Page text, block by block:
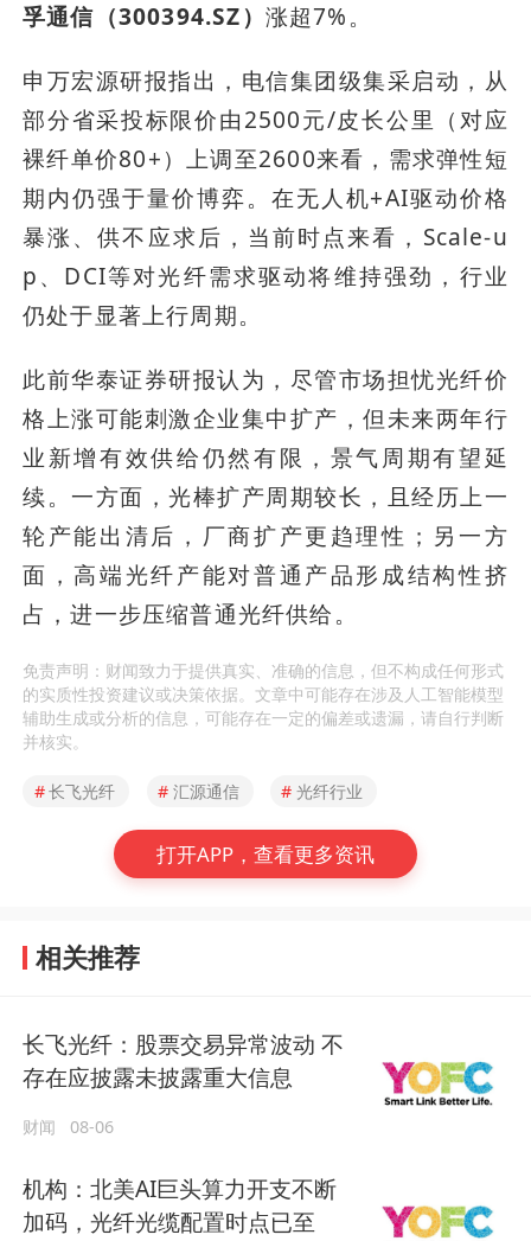
孚通信（300394.SZ） 涨超7%。
申万宏源研报指出，电信集团级集采启动，从
部分省采投标限价由2500元/皮长公里（对应
裸纤单价80+）上调至2600来看，需求弹性短
期内仍强于量价博弈。在无人机+AI驱动价格
暴涨、供不应求后，当前时点来看，Scale-u
p、DCI等对光纤需求驱动将维持强劲，行业
仍处于显著上行周期。
此前华泰证券研报认为，尽管市场担忧光纤价
格上涨可能刺激企业集中扩产，但未来两年行
业新增有效供给仍然有限，景气周期有望延
续。一方面，光棒扩产周期较长，且经历上一
轮产能出清后，厂商扩产更趋理性；另一方
面，高端光纤产能对普通产品形成结构性挤
占，进一步压缩普通光纤供给。
免责声明：财闻致力于提供真实、准确的信息，但不构成任何形式
的实质性投资建议或决策依据。文章中可能存在涉及人工智能模型
辅助生成或分析的信息，可能存在一定的偏差或遗漏，请自行判断
并核实。
#长飞光纤 # 汇源通信 # 光纤行业
打开APP，查看更多资讯
相关推荐
长飞光纤：股票交易异常波动 不
存在应披露未披露重大信息
财闻 08-06
机构：北美AI巨头算力开支不断
加码，光纤光缆配置时点已至